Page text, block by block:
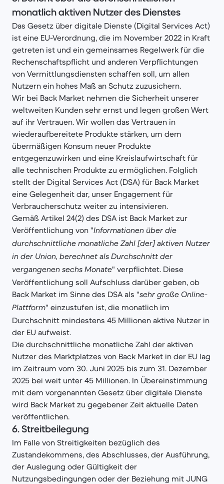
monatlich aktiven Nutzer des Dienstes
Das Gesetz über digitale Dienste (Digital Services Act)
ist eine EU-Verordnung, die im November 2022 in Kraft
getreten ist und ein gemeinsames Regelwerk für die
Rechenschaftspflicht und anderen Verpflichtungen
von Vermittlungsdiensten schaffen soll, um allen
Nutzern ein hohes Maß an Schutz zuzusichern.
Wir bei Back Market nehmen die Sicherheit unserer
weltweiten Kunden sehr ernst und legen großen Wert
auf ihr Vertrauen. Wir wollen das Vertrauen in
wiederaufbereitete Produkte stärken, um dem
übermäßigen Konsum neuer Produkte
entgegenzuwirken und eine Kreislaufwirtschaft für
alle technischen Produkte zu ermöglichen. Folglich
stellt der Digital Services Act (DSA) für Back Market
eine Gelegenheit dar, unser Engagement für
Verbraucherschutz weiter zu intensivieren.
Gemäß Artikel 24(2) des DSA ist Back Market zur
Veröffentlichung von "Informationen über die
durchschnittliche monatliche Zahl [der] aktiven Nutzer
in der Union, berechnet als Durchschnitt der
vergangenen sechs Monate" verpflichtet. Diese
Veröffentlichung soll Aufschluss darüber geben, ob
Back Market im Sinne des DSA als "sehr große Online-
Plattform" einzustufen ist, die monatlich im
Durchschnitt mindestens 45 Millionen aktive Nutzer in
der EU aufweist.
Die durchschnittliche monatliche Zahl der aktiven
Nutzer des Marktplatzes von Back Market in der EU lag
im Zeitraum vom 30. Juni 2025 bis zum 31. Dezember
2025 bei weit unter 45 Millionen. In Übereinstimmung
mit dem vorgenannten Gesetz über digitale Dienste
wird Back Market zu gegebener Zeit aktuelle Daten
veröffentlichen.
6.Streitbeilegung
Im Falle von Streitigkeiten bezüglich des
Zustandekommens, des Abschlusses, der Ausführung,
der Auslegung oder Gültigkeit der
Nutzungsbedingungen oder der Beziehung mit JUNG